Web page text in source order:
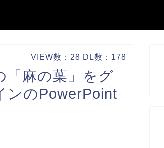
VIEW数：28 DL数：178
「麻の葉」をグ
ンのPowerPoint